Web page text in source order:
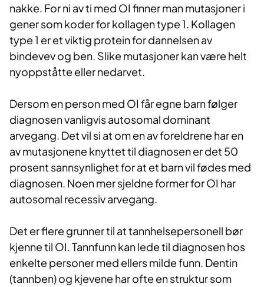
nakke. For ni av ti med OI finner man mutasjoner i
gener som koder for kollagen type 1. Kollagen
type 1 er et viktig protein for dannelsen av
bindevev og ben. Slike mutasjoner kan være helt
nyoppståtte eller nedarvet.
Dersom en person med OI får egne barn følger
diagnosen vanligvis autosomal dominant
arvegang. Det vil si at om en av foreldrene har en
av mutasjonene knyttet til diagnosen er det 50
prosent sannsynlighet for at et barn vil fødes med
diagnosen. Noen mer sjeldne former for OI har
autosomal recessiv arvegang.
Det er flere grunner til at tannhelsepersonell bør
kjenne til OI. Tannfunn kan lede til diagnosen hos
enkelte personer med ellers milde funn. Dentin
(tannben) og kjevene har ofte en struktur som